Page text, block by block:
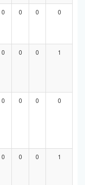
0 0 0 0
0 0 0 1
0 0 0 0
0 0 0 1